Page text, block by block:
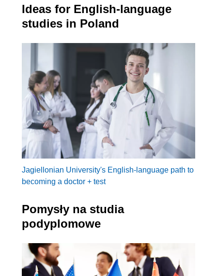
Ideas for English-language
studies in Poland
Jagiellonian University's English-language path to
becoming a doctor + test
Pomysły na studia
podyplomowe